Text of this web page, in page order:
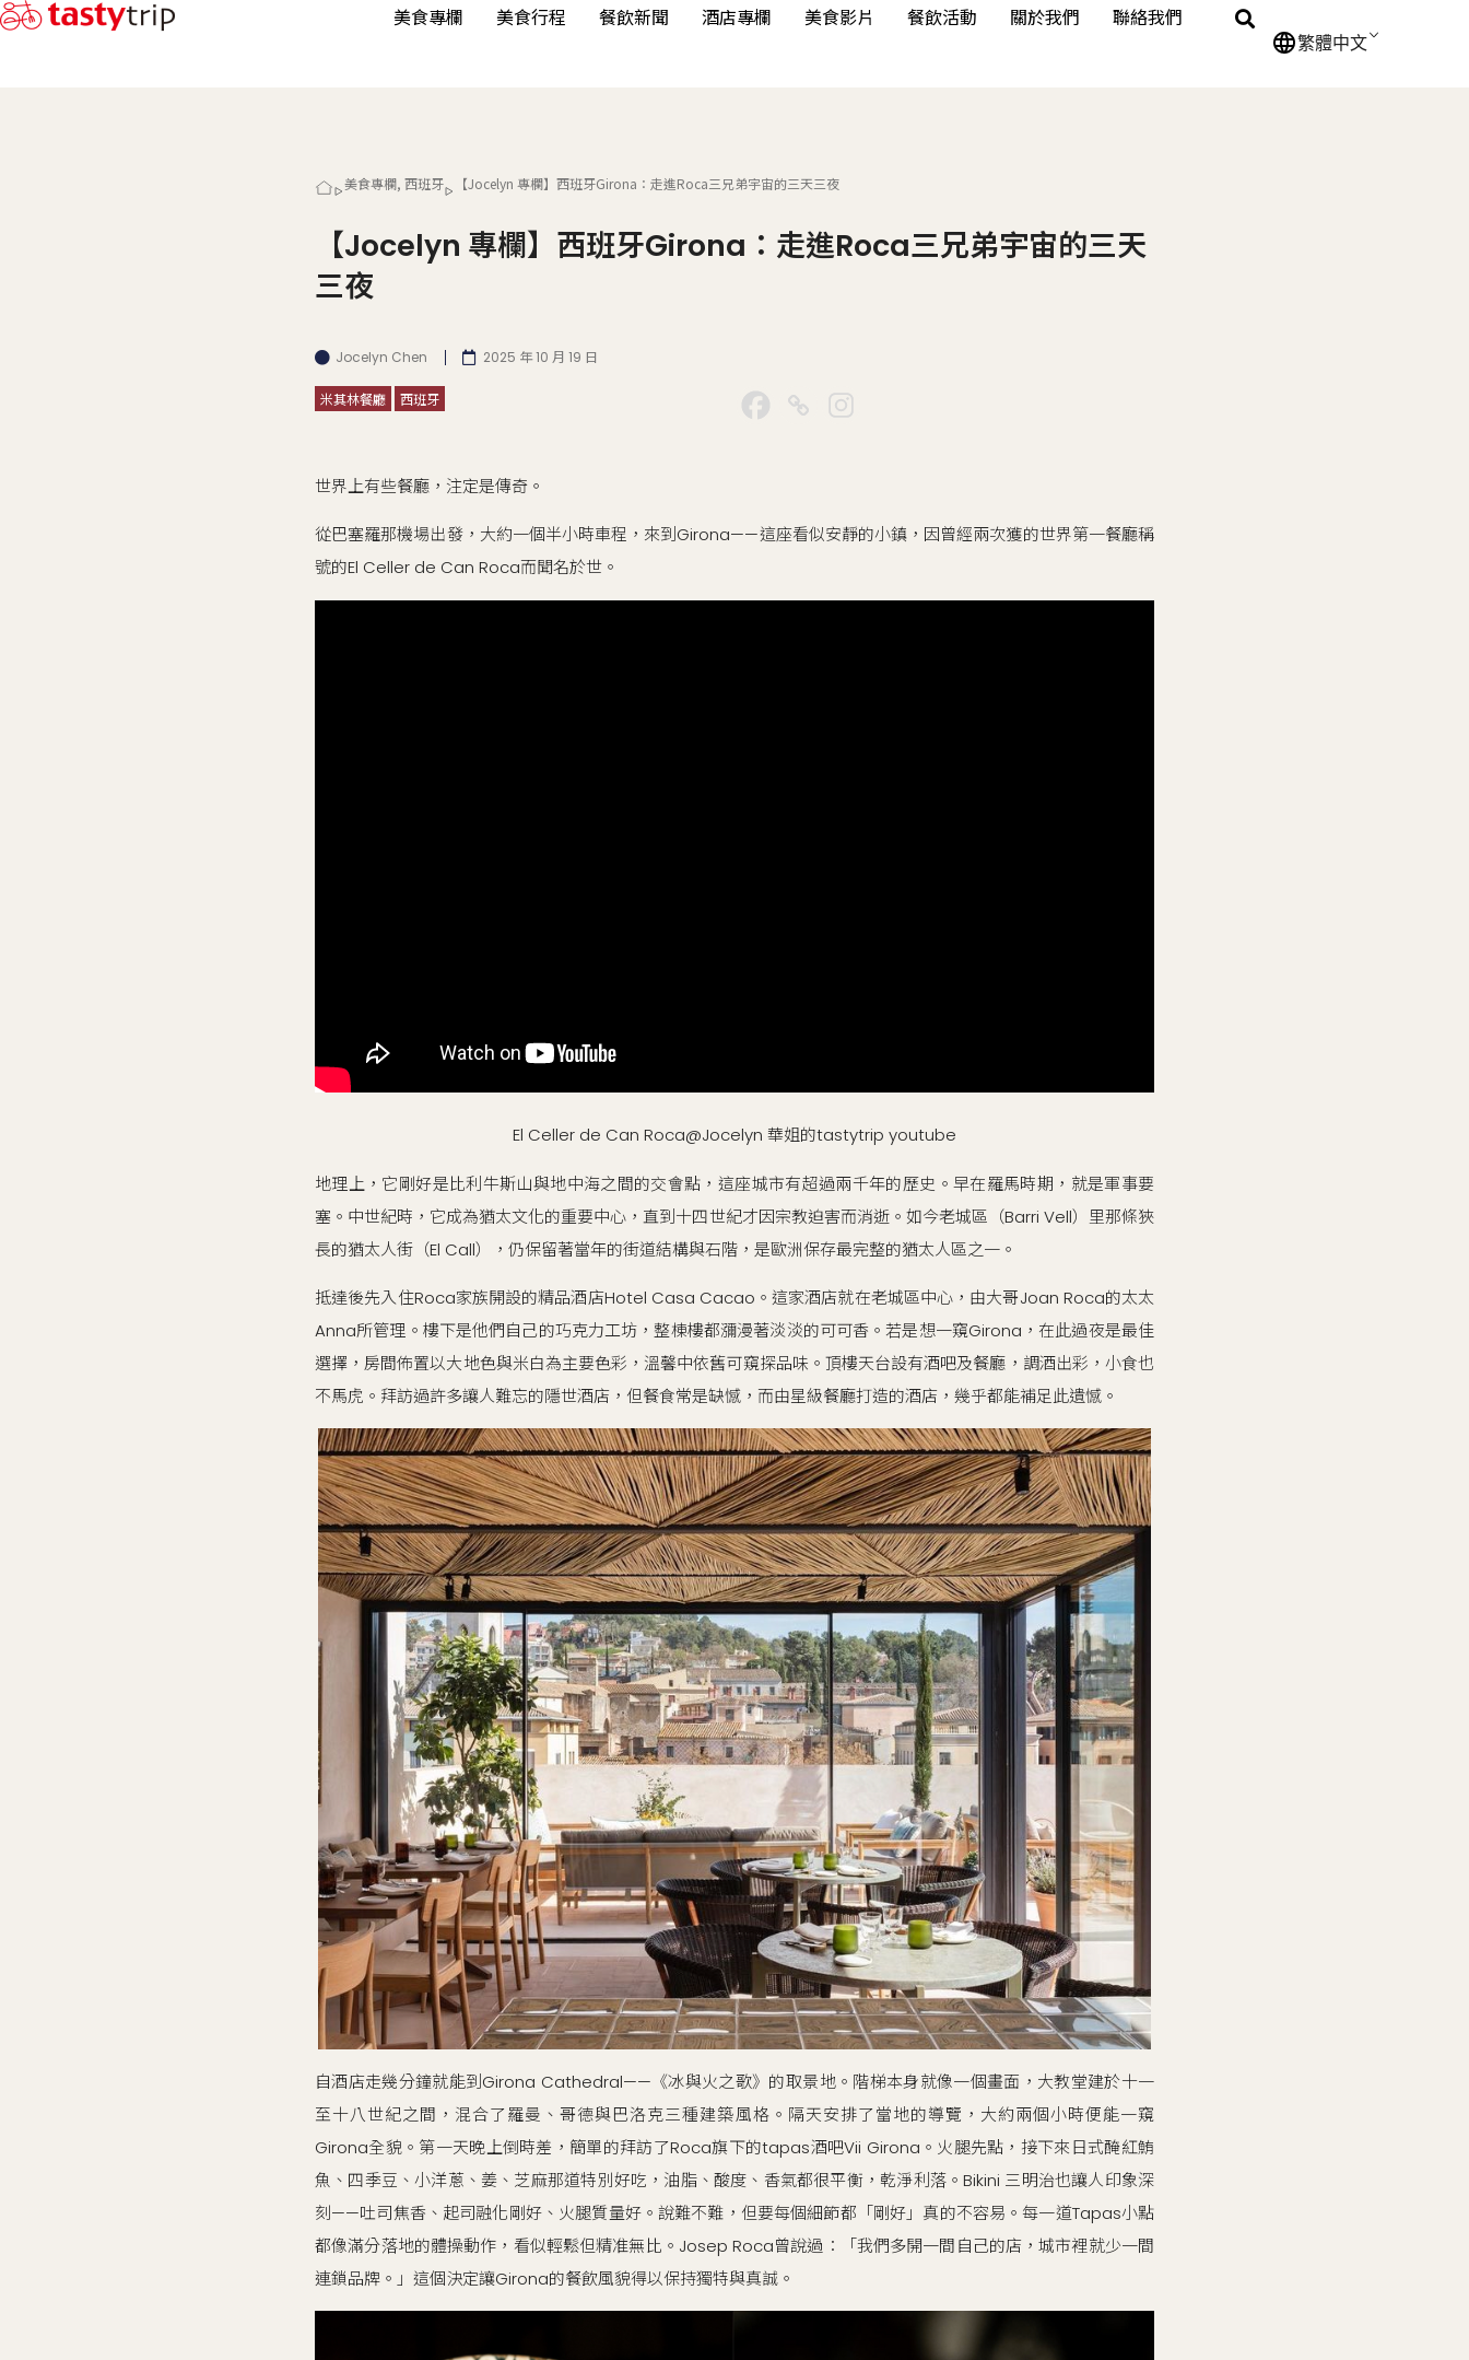
美食專欄 美食行程 餐飲新聞 酒店專欄 美食影片 餐飲活動 關於我們 聯絡我們
繁體中文
美食專欄, 西班牙 ​【Jocelyn 專欄】西班牙Girona：走進Roca三兄弟宇宙的三天三夜
​【Jocelyn 專欄】西班牙Girona：走進Roca三兄弟宇宙的三天
三夜
Jocelyn Chen 2025 年 10 月 19 日
米其林餐廳 西班牙
世界上有些餐廳，注定是傳奇。
從巴塞羅那機場出發，大約一個半小時車程，來到Girona——這座看似安靜的小鎮，因曾經兩次獲的世界第一餐廳稱
號的El Celler de Can Roca而聞名於世。
El Celler de Can Roca@Jocelyn 華姐的tastytrip youtube
地理上，它剛好是比利牛斯山與地中海之間的交會點，這座城市有超過兩千年的歷史。早在羅馬時期，就是軍事要
塞。中世紀時，它成為猶太文化的重要中心，直到十四世紀才因宗教迫害而消逝。如今老城區（Barri Vell）里那條狹
長的猶太人街（El Call），仍保留著當年的街道結構與石階，是歐洲保存最完整的猶太人區之一。
抵達後先入住Roca家族開設的精品酒店Hotel Casa Cacao。這家酒店就在老城區中心，由大哥Joan Roca的太太
Anna所管理。樓下是他們自己的巧克力工坊，整棟樓都瀰漫著淡淡的可可香。若是想一窺Girona，在此過夜是最佳
選擇，房間佈置以大地色與米白為主要色彩，溫馨中依舊可窺探品味。頂樓天台設有酒吧及餐廳，調酒出彩，小食也
不馬虎。拜訪過許多讓人難忘的隱世酒店，但餐食常是缺憾，而由星級餐廳打造的酒店，幾乎都能補足此遺憾。
自酒店走幾分鐘就能到Girona Cathedral——《冰與火之歌》的取景地。階梯本身就像一個畫面，大教堂建於十一
至十八世紀之間，混合了羅曼、哥德與巴洛克三種建築風格。隔天安排了當地的導覽，大約兩個小時便能一窺
Girona全貌。第一天晚上倒時差，簡單的拜訪了Roca旗下的tapas酒吧Vii Girona。火腿先點，接下來日式醃紅鮪
魚、四季豆、小洋蔥、姜、芝麻那道特別好吃，油脂、酸度、香氣都很平衡，乾淨利落。Bikini 三明治也讓人印象深
刻——吐司焦香、起司融化剛好、火腿質量好。說難不難，但要每個細節都「剛好」真的不容易。每一道Tapas小點
都像滿分落地的體操動作，看似輕鬆但精准無比。Josep Roca曾說過：「我們多開一間自己的店，城市裡就少一間
連鎖品牌。」這個決定讓Girona的餐飲風貌得以保持獨特與真誠。